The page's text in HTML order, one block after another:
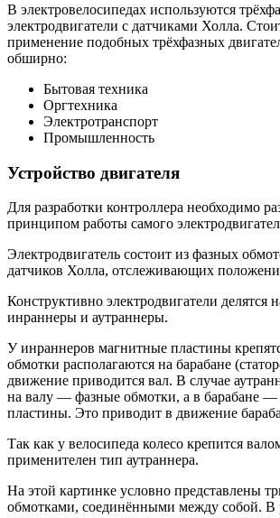
В электровелосипедах используются
электродвигатели с датчиками Холла.
применение подобных трёхфазных
обширно:
Бытовая техника
Оргтехника
Электротранспорт
Промышленность
Устройство двигателя
Для разработки контроллера необходимо
принципом работы самого
Электродвигатель состоит из фазных
датчиков Холла, отслеживающих
Конструктивно электродвигатели делятся
инраннеры и аутраннеры.
У инраннеров магнитные пластины
обмотки располагаются на барабане
движение приводится вал. В случае
на валу — фазные обмотки, а в барабане
пластины. Это приводит в движение
Так как у велосипеда колесо крепится
применителен тип аутраннера.
На этой картинке условно представлены
обмотками, соединёнными между собой. В